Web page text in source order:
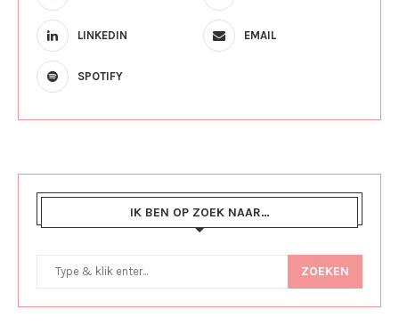
LINKEDIN EMAIL
SPOTIFY
IK BEN OP ZOEK NAAR…
ZOEKEN